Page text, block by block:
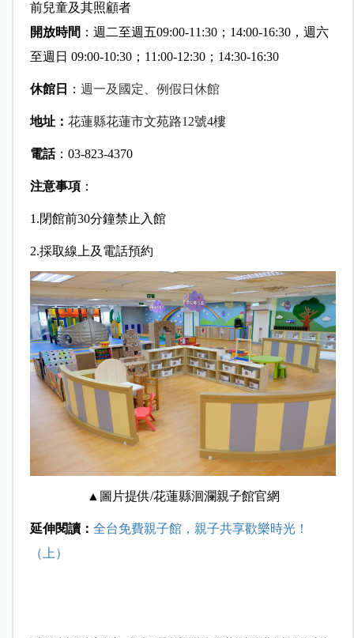
前兒童及其照顧者
開放時間 ： 週二至週五09:00-11:30； 14:00-16:30， 週六
至週日 09:00-10:30；11:00-12:30；14:30-16:30
休館日 ： 週一及國定、例假日休館
地址： 花蓮縣花蓮市文苑路12號4樓
電話： 03-823-4370
注意事項：
1.閉館前30分鐘禁止入館
2.採取線上及電話預約
▲圖片提供/花蓮縣洄瀾親子館官網
延伸閱讀： 全台免費親子館，親子共享歡樂時光！
（上）